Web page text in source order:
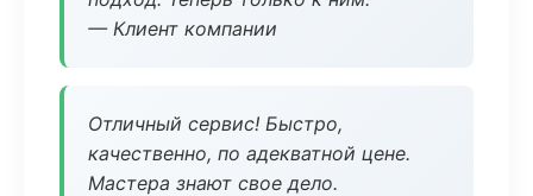
— Клиент компании
Отличный сервис! Быстро,
качественно, по адекватной цене.
Мастера знают свое дело.